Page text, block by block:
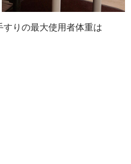
りの最大使用者体重は